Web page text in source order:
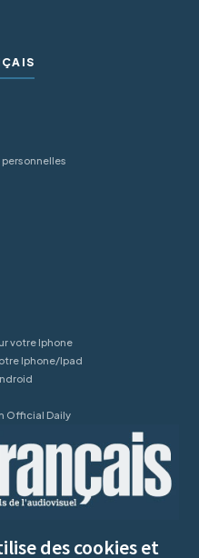
votre Iphone
Iphone/Ipad
Official Daily
des cookies et